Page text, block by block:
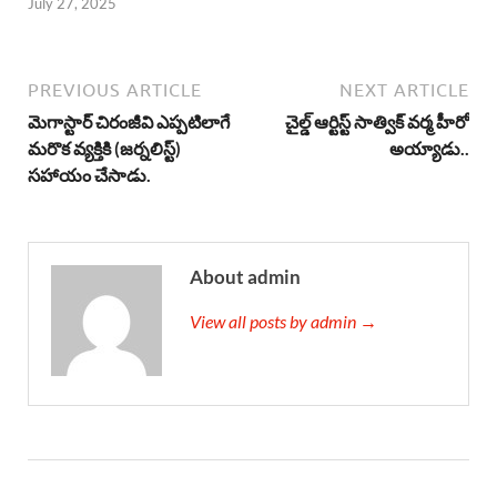
July 27, 2025
PREVIOUS ARTICLE
మెగాస్టార్ చిరంజీవి ఎప్పటిలాగే
మరొక వ్యక్తికి (జర్నలిస్ట్)
సహాయం చేసాడు.
NEXT ARTICLE
చైల్డ్ ఆర్టిస్ట్ సాత్విక్ వర్మ హీరో
అయ్యాడు..
About admin
View all posts by admin →